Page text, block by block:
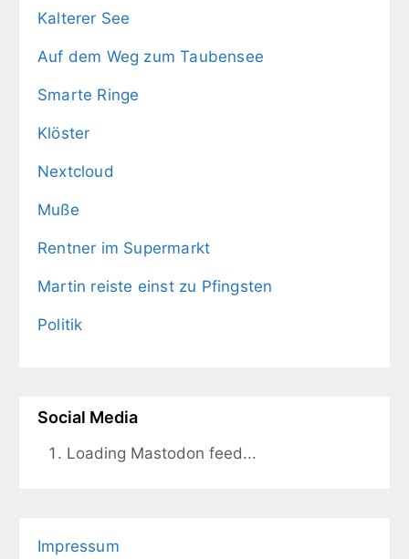
Kalterer See
Auf dem Weg zum Taubensee
Smarte Ringe
Klöster
Nextcloud
Muße
Rentner im Supermarkt
Martin reiste einst zu Pfingsten
Politik
Social Media
Loading Mastodon feed...
Impressum